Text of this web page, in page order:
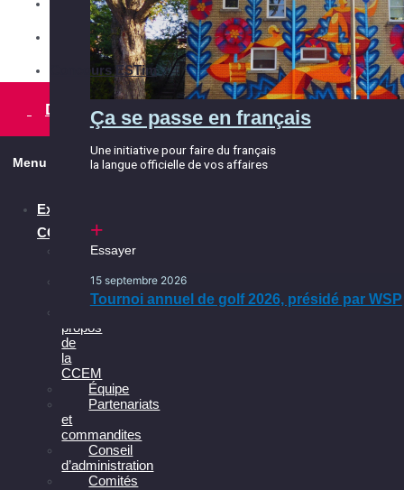
Comités
Essayer
Tournoi annuel de golf 2026, présidé par WSP
Ça se passe en français, ça
continue
Une initiative pour faire du français
la langue officielle de vos affaires
Tournoi annuel de golf 2026, présidé par WSP
Ça se passe dans l’Est
Ça se passe en français
Une initiative pour faire du français
la langue officielle de vos affaires
Essayer
15 septembre 2026
Tournoi annuel de golf 2026, présidé par WSP
Concours ESTim
Devenir membre
Menu
Explorer la
CCEM
Les
Nos
interventions
propos
de
la
CCEM
Équipe
Partenariats
et
commandites
Conseil
d’administration
Comités